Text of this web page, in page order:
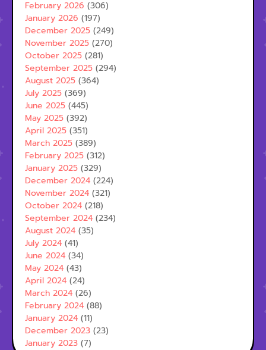
February 2026 (306)
January 2026 (197)
December 2025 (249)
November 2025 (270)
October 2025 (281)
September 2025 (294)
August 2025 (364)
July 2025 (369)
June 2025 (445)
May 2025 (392)
April 2025 (351)
March 2025 (389)
February 2025 (312)
January 2025 (329)
December 2024 (224)
November 2024 (321)
October 2024 (218)
September 2024 (234)
August 2024 (35)
July 2024 (41)
June 2024 (34)
May 2024 (43)
April 2024 (24)
March 2024 (26)
February 2024 (88)
January 2024 (11)
December 2023 (23)
January 2023 (7)